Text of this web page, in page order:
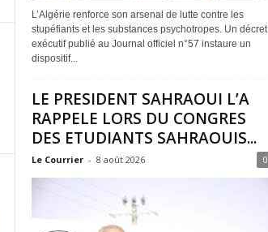
L’Algérie renforce son arsenal de lutte contre les
stupéfiants et les substances psychotropes. Un décret
exécutif publié au Journal officiel n°57 instaure un
dispositif...
LE PRESIDENT SAHRAOUI L’A
RAPPELE LORS DU CONGRES
DES ETUDIANTS SAHRAOUIS...
Le Courrier - 8 août 2026 0